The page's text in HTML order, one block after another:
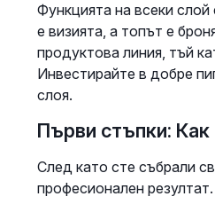
Функцията на всеки
е визията, а топът е
продуктова линия, тъй
Инвестирайте в добре
слоя.
Първи стъпки:
След като сте събрали
професионален резултат.